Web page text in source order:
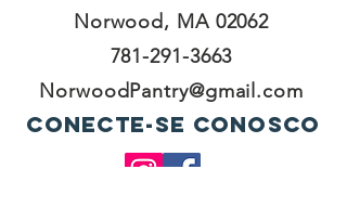
Norwood, MA 02062
781-291-3663
NorwoodPantry@gmail.com
conecte-se conosco